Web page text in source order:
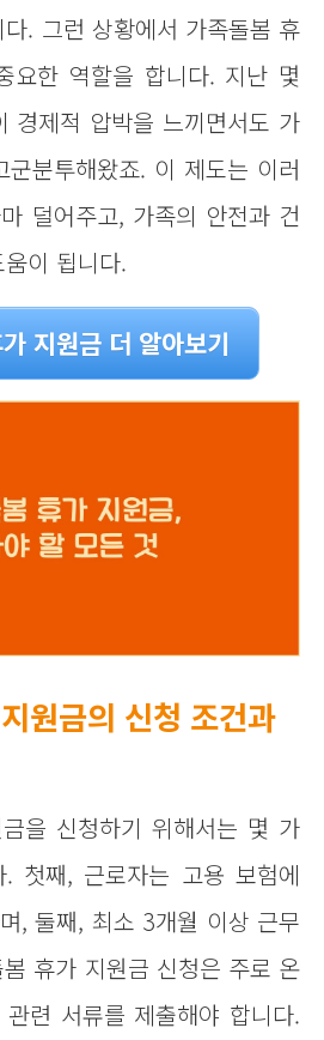
. 그런 상황에서 가족돌봄 휴
요한 역할을 합니다. 지난 몇
경제적 압박을 느끼면서도 가
분투해왔죠. 이 제도는 이러
덜어주고, 가족의 안전과 건
이 됩니다.
지원금 더 알아보기
원금의 신청 조건과
을 신청하기 위해서는 몇 가
첫째, 근로자는 고용 보험에
, 둘째, 최소 3개월 이상 근무
휴가 지원금 신청은 주로 온
련 서류를 제출해야 합니다.